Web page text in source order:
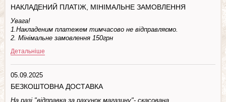
НАКЛАДЕНИЙ ПЛАТІЖ, МІНІМАЛЬНЕ ЗАМОВЛЕННЯ
Увага!
1.Накладеним платежем тимчасово не відправляємо.
2. Мінімальне замовлення 150грн
Детальніше
05.09.2025
БЕЗКОШТОВНА ДОСТАВКА
На разі "відправка за рахунок магазину"- скасована.